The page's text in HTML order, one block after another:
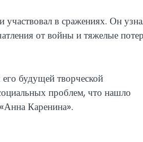
в сражениях. Он
от войны и тяжелые
будущей творческой
проблем, что нашло
Каренина».